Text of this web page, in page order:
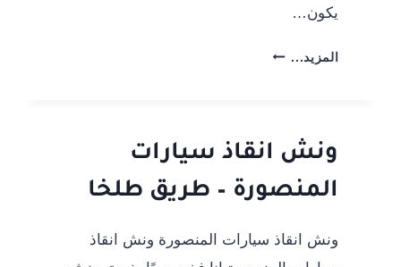
يكون…
المزيد... كيفية
ونش
انقاذ
لسيارتك
ونش انقاذ سيارات
المنصورة – طريق طلخا
ونش انقاذ سيارات المنصورة ونش انقاذ